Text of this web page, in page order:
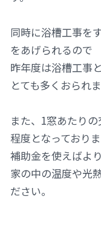
同時に浴槽工事を
をあげられるので
昨年度は浴槽工事
とても多くおられま
また、1窓あたり
程度となっておりま
補助金を使えばよ
家の中の温度や光
ださい。